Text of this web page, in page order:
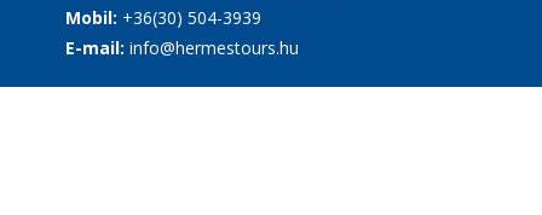
Mobil: +36(30) 504-3939
E-mail: info@hermestours.hu